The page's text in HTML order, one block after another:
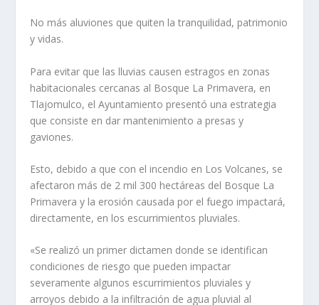
No más aluviones que quiten la tranquilidad, patrimonio
y vidas.
Para evitar que las lluvias causen estragos en zonas
habitacionales cercanas al Bosque La Primavera, en
Tlajomulco, el Ayuntamiento presentó una estrategia
que consiste en dar mantenimiento a presas y
gaviones.
Esto, debido a que con el incendio en Los Volcanes, se
afectaron más de 2 mil 300 hectáreas del Bosque La
Primavera y la erosión causada por el fuego impactará,
directamente, en los escurrimientos pluviales.
«Se realizó un primer dictamen donde se identifican
condiciones de riesgo que pueden impactar
severamente algunos escurrimientos pluviales y
arroyos debido a la infiltración de agua pluvial al